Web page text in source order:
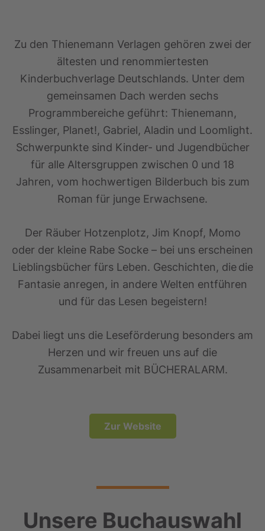
Zu den Thienemann Verlagen gehören zwei der
ältesten und renommiertesten
Kinderbuchverlage Deutschlands. Unter dem
gemeinsamen Dach werden sechs
Programmbereiche geführt: Thienemann,
Esslinger, Planet!, Gabriel, Aladin und Loomlight.
Schwerpunkte sind Kinder- und Jugendbücher
für alle Altersgruppen zwischen 0 und 18
Jahren, vom hochwertigen Bilderbuch bis zum
Roman für junge Erwachsene.
Der Räuber Hotzenplotz, Jim Knopf, Momo
oder der kleine Rabe Socke – bei uns erscheinen
Lieblingsbücher fürs Leben. Geschichten, die die
Fantasie anregen, in andere Welten entführen
und für das Lesen begeistern!
Dabei liegt uns die Leseförderung besonders am
Herzen und wir freuen uns auf die
Zusammenarbeit mit BÜCHERALARM.
Zur Website
Unsere Buchauswahl